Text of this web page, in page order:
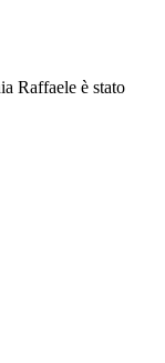
Raffaele è stato